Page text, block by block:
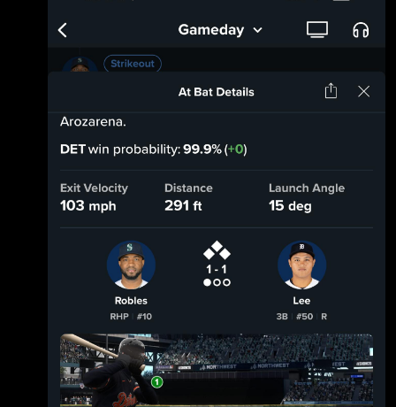
府中心打線率先突破，憑藉較佳的火力深度，預
計能在中後段逐漸拉開比分，因此
11 42 11 71 ２.Gleyber Torres (R) 2B .268
C .275 .339 .529 .868 25 7